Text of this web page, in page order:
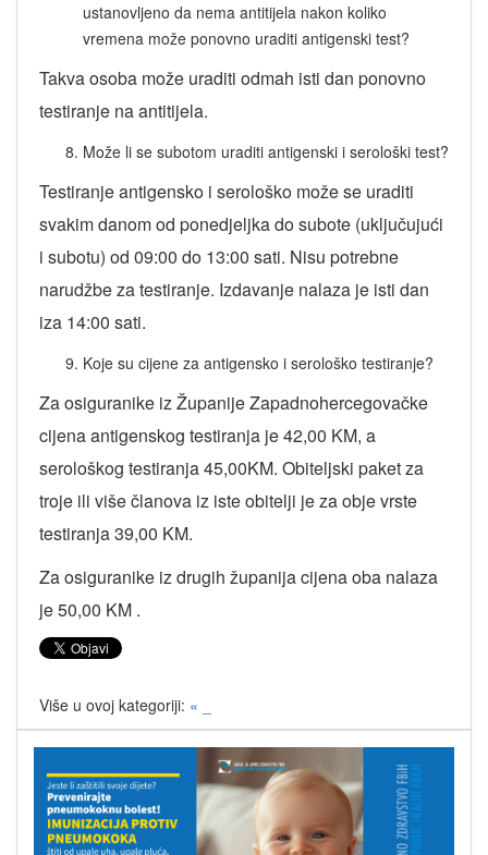
ustanovljeno da nema antitijela nakon koliko
vremena može ponovno uraditi antigenski test?
Takva osoba može uraditi odmah isti dan ponovno
testiranje na antitijela.
Može li se subotom uraditi antigenski i serološki test?
Testiranje antigensko i serološko može se uraditi
svakim danom od ponedjeljka do subote (uključujući
i subotu) od 09:00 do 13:00 sati. Nisu potrebne
narudžbe za testiranje. Izdavanje nalaza je isti dan
iza 14:00 sati.
Koje su cijene za antigensko i serološko testiranje?
Za osiguranike iz Županije Zapadnohercegovačke
cijena antigenskog testiranja je 42,00 KM, a
serološkog testiranja 45,00KM. Obiteljski paket za
troje ili više članova iz iste obitelji je za obje vrste
testiranja 39,00 KM.
Za osiguranike iz drugih županija cijena oba nalaza
je 50,00 KM .
Više u ovoj kategoriji: « _